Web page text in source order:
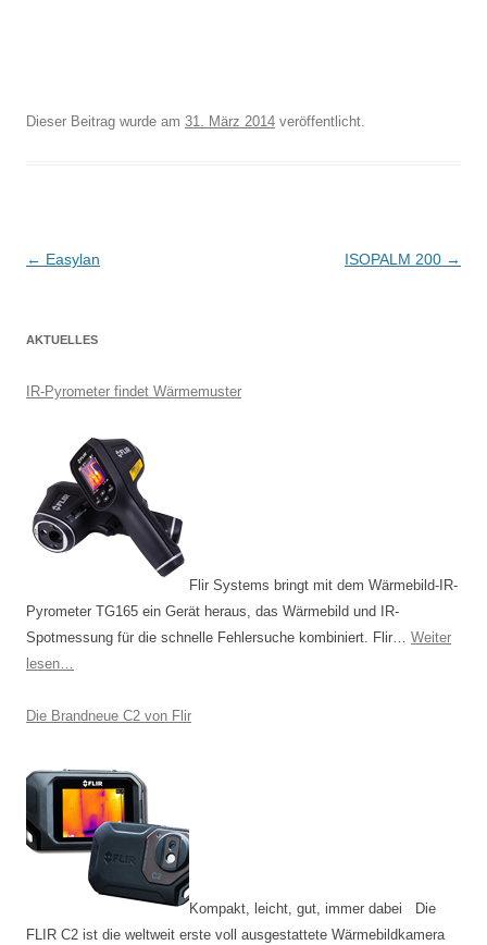
Dieser Beitrag wurde am 31. März 2014 veröffentlicht.
B
r
N
g
t
o
← Easylan ISOPALM 200 →
AKTUELLES
IR-Pyrometer findet Wärmemuster
Flir Systems bringt mit dem Wärmebild-IR-
Pyrometer TG165 ein Gerät heraus, das Wärmebild und IR-
Spotmessung für die schnelle Fehlersuche kombiniert. Flir… Weiter
lesen…
Die Brandneue C2 von Flir
Kompakt, leicht, gut, immer dabei Die
FLIR C2 ist die weltweit erste voll ausgestattete Wärmebildkamera